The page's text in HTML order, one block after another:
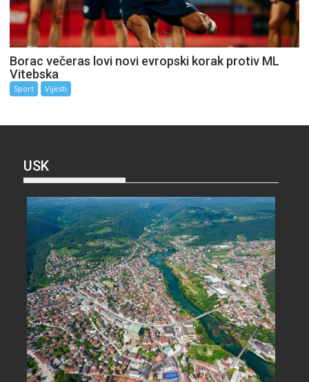
Borac večeras lovi novi evropski korak protiv ML
Vitebska
Sport Vijesti
USK